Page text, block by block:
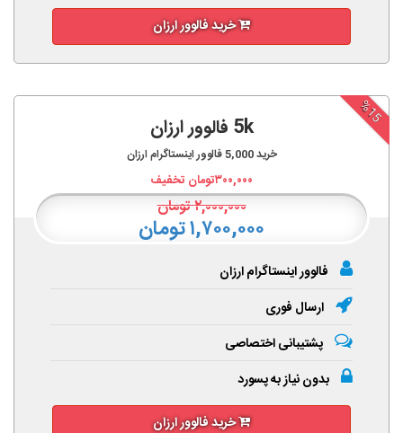
خرید فالوور ارزان
%15
5k فالوور ارزان
خرید5,000فالوور اینستاگرام ارزان
۳۰۰,۰۰۰تومان تخفیف
۲,۰۰۰,۰۰۰تومان
۱,۷۰۰,۰۰۰ تومان
فالوور اینستاگرام ارزان
ارسال فوری
پشتیبانی اختصاصی
بدون نیاز به پسورد
خرید فالوور ارزان